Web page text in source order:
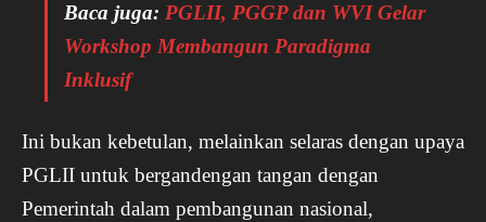
Baca juga: PGLII, PGGP dan WVI Gelar
Workshop Membangun Paradigma
Inklusif
Ini bukan kebetulan, melainkan selaras dengan upaya
PGLII untuk bergandengan tangan dengan
Pemerintah dalam pembangunan nasional,